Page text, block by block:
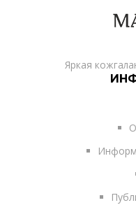
Яркая